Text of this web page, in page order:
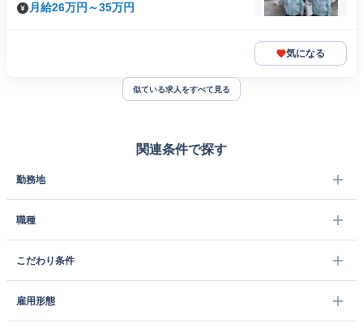
月給26万円～35万円
気になる
似ている求人をすべて見る
関連条件で探す
勤務地
職種
こだわり条件
雇用形態